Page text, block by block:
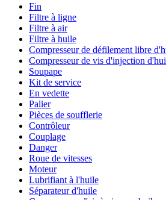
Fin
Filtre à ligne
Filtre à air
Filtre à huile
Compresseur de défilement libre
Compresseur de vis d'injection
Soupape
Kit de service
En vedette
Palier
Pièces de soufflerie
Contrôleur
Couplage
Danger
Roue de vitesses
Moteur
Lubrifiant à l'huile
Séparateur d'huile